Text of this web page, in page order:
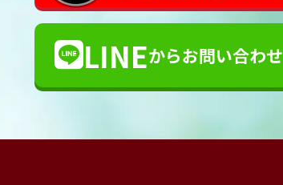
LINEからお問い合わせ